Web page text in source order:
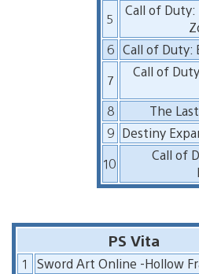
5
Call of
6 Call of Duty:
7
Call of
8
The
9 Destiny
10
Call of
PS Vita
1
Sword Art Online -Hollow